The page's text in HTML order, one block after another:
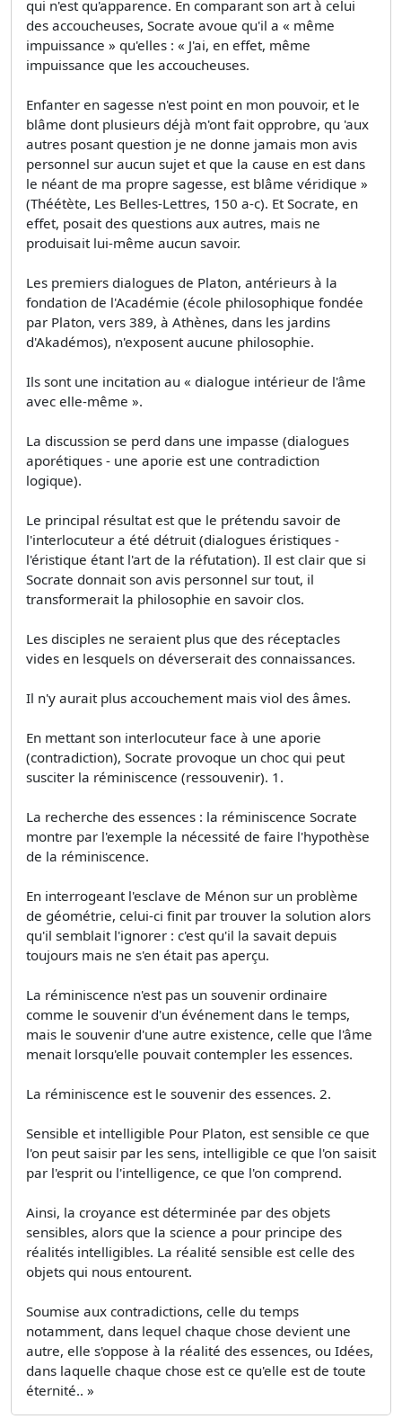
qui n'est qu'apparence. En comparant son art à celui
des accoucheuses, Socrate avoue qu'il a « même
impuissance » qu'elles : « J'ai, en effet, même
impuissance que les accoucheuses.
Enfanter en sagesse n'est point en mon pouvoir, et le
blâme dont plusieurs déjà m'ont fait opprobre, qu 'aux
autres posant question je ne donne jamais mon avis
personnel sur aucun sujet et que la cause en est dans
le néant de ma propre sagesse, est blâme véridique »
(Théétète, Les Belles-Lettres, 150 a-c). Et Socrate, en
effet, posait des questions aux autres, mais ne
produisait lui-même aucun savoir.
Les premiers dialogues de Platon, antérieurs à la
fondation de l'Académie (école philosophique fondée
par Platon, vers 389, à Athènes, dans les jardins
d'Akadémos), n'exposent aucune philosophie.
Ils sont une incitation au « dialogue intérieur de l'âme
avec elle-même ».
La discussion se perd dans une impasse (dialogues
aporétiques - une aporie est une contradiction
logique).
Le principal résultat est que le prétendu savoir de
l'interlocuteur a été détruit (dialogues éristiques -
l'éristique étant l'art de la réfutation). Il est clair que si
Socrate donnait son avis personnel sur tout, il
transformerait la philosophie en savoir clos.
Les disciples ne seraient plus que des réceptacles
vides en lesquels on déverserait des connaissances.
Il n'y aurait plus accouchement mais viol des âmes.
En mettant son interlocuteur face à une aporie
(contradiction), Socrate provoque un choc qui peut
susciter la réminiscence (ressouvenir). 1.
La recherche des essences : la réminiscence Socrate
montre par l'exemple la nécessité de faire l'hypothèse
de la réminiscence.
En interrogeant l'esclave de Ménon sur un problème
de géométrie, celui-ci finit par trouver la solution alors
qu'il semblait l'ignorer : c'est qu'il la savait depuis
toujours mais ne s'en était pas aperçu.
La réminiscence n'est pas un souvenir ordinaire
comme le souvenir d'un événement dans le temps,
mais le souvenir d'une autre existence, celle que l'âme
menait lorsqu'elle pouvait contempler les essences.
La réminiscence est le souvenir des essences. 2.
Sensible et intelligible Pour Platon, est sensible ce que
l'on peut saisir par les sens, intelligible ce que l'on saisit
par l'esprit ou l'intelligence, ce que l'on comprend.
Ainsi, la croyance est déterminée par des objets
sensibles, alors que la science a pour principe des
réalités intelligibles. La réalité sensible est celle des
objets qui nous entourent.
Soumise aux contradictions, celle du temps
notamment, dans lequel chaque chose devient une
autre, elle s'oppose à la réalité des essences, ou Idées,
dans laquelle chaque chose est ce qu'elle est de toute
éternité.. »